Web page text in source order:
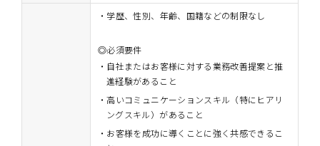
・学歴、性別、年齢、国籍などの制限なし
◎必須要件
自社またはお客様に対する業務改善提案と推
進経験があること
高いコミュニケーションスキル（特にヒアリ
ングスキル）があること
お客様を成功に導くことに強く共感できるこ